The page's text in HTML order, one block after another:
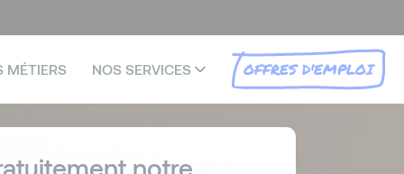
MÉTIERS NOS SERVICES OFFRES D'EMPLOI
notre